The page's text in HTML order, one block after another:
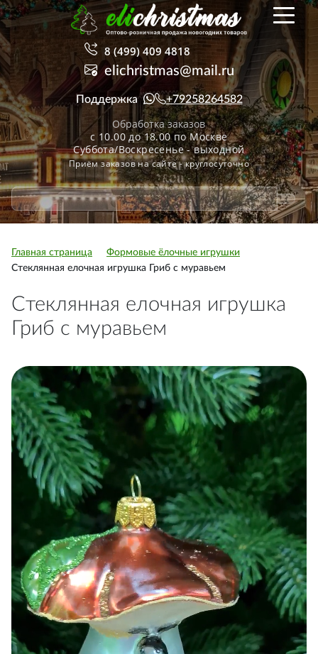
8 (499) 409 4818
elichristmas@mail.ru
Поддержка +79258264582
Обработка заказов
с 10.00 до 18.00 по Москве
Суббота/Воскресенье - выходной
Приём заказов на сайте - круглосуточно
Главная страница
Формовые ёлочные игрушки
Стеклянная елочная игрушка Гриб с муравьем
Стеклянная елочная игрушка
Гриб с муравьем